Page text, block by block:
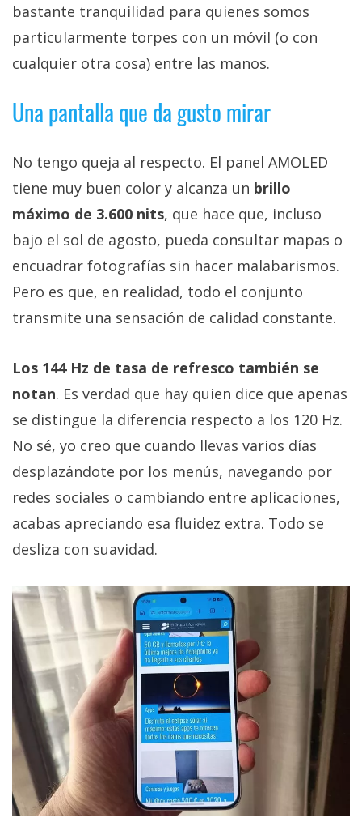
bastante tranquilidad para quienes somos
particularmente torpes con un móvil (o con
cualquier otra cosa) entre las manos.
Una pantalla que da gusto mirar
No tengo queja al respecto. El panel AMOLED
tiene muy buen color y alcanza un brillo
máximo de 3.600 nits, que hace que, incluso
bajo el sol de agosto, pueda consultar mapas o
encuadrar fotografías sin hacer malabarismos.
Pero es que, en realidad, todo el conjunto
transmite una sensación de calidad constante.
Los 144 Hz de tasa de refresco también se
notan. Es verdad que hay quien dice que apenas
se distingue la diferencia respecto a los 120 Hz.
No sé, yo creo que cuando llevas varios días
desplazándote por los menús, navegando por
redes sociales o cambiando entre aplicaciones,
acabas apreciando esa fluidez extra. Todo se
desliza con suavidad.